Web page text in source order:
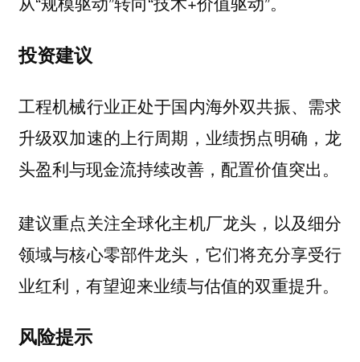
投资建议
工程机械行业正处于国内海外双共振、需求
升级双加速的上行周期，业绩拐点明确，龙
头盈利与现金流持续改善，配置价值突出。
建议重点关注全球化主机厂龙头，以及细分
领域与核心零部件龙头，它们将充分享受行
业红利，有望迎来业绩与估值的双重提升。
风险提示